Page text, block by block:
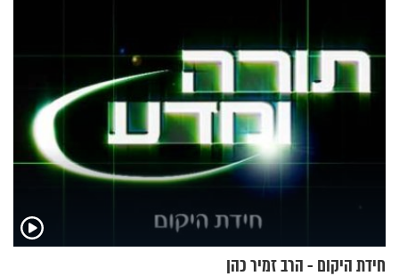
חידת היקום - הרב זמיר כהן